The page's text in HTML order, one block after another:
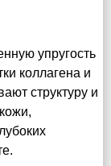
упругость
коллагена и
структуру и